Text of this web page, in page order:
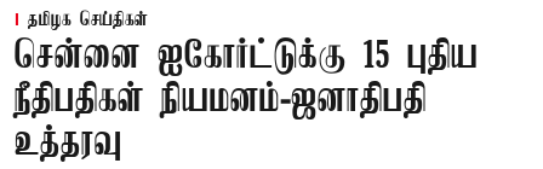
தமிழக செய்திகள்
சென்னை ஐகோர்ட்டுக்கு 15 புதிய
நீதிபதிகள் நியமனம்-ஜனாதிபதி
உத்தரவு